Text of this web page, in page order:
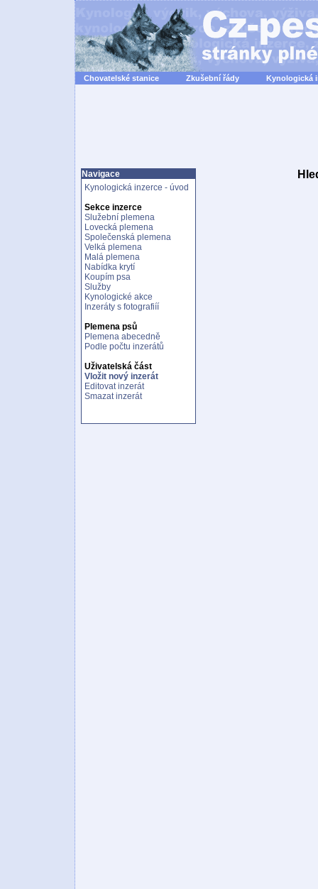
Chovatelské stanice Zkušební řády Kynologická
Navigace
Kynologická inzerce - úvod
Sekce inzerce
Služební plemena
Lovecká plemena
Společenská plemena
Velká plemena
Malá plemena
Nabídka krytí
Koupím psa
Služby
Kynologické akce
Inzeráty s fotografiíí
Plemena psů
Plemena abecedně
Podle počtu inzerátů
Uživatelská část
Vložit nový inzerát
Editovat inzerát
Smazat inzerát